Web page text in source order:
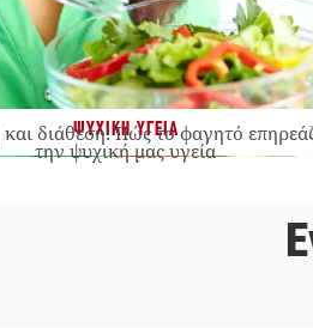
ΨΥΧΙΚΗ ΥΓΕΙΑ
διάθεση: Πώς το φαγητό
την ψυχική μας υγεία